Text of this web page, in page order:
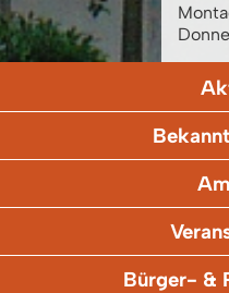
Bürger- &